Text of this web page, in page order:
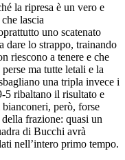
la ripresa è un vero e
lascia
uno scatenato
dare lo strappo, trainando
riescono a tenere e che
ma tutte letali e la
una tripla invece i
5 ribaltano il risultato e
però, forse
frazione: quasi un
di Bucchi avrà
nell’intero primo tempo.